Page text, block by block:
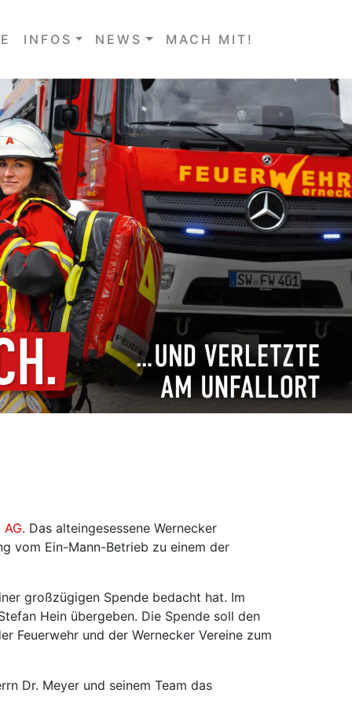
INFOS NEWS MACH MIT!
. Das alteingesessene Wernecker
vom Ein-Mann-Betrieb zu einem der
großzügigen Spende bedacht hat. Im
Hein übergeben. Die Spende soll den
Feuerwehr und der Wernecker Vereine zum
Dr. Meyer und seinem Team das